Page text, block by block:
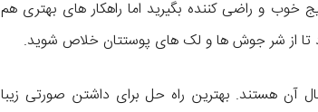
خوب و راضی کننده بگیرید اما راهکار های بهتری هم
تا از شر جوش ها و لک های پوستتان خلاص شوید.
آن هستند. بهترین راه حل برای داشتن صورتی زیبا